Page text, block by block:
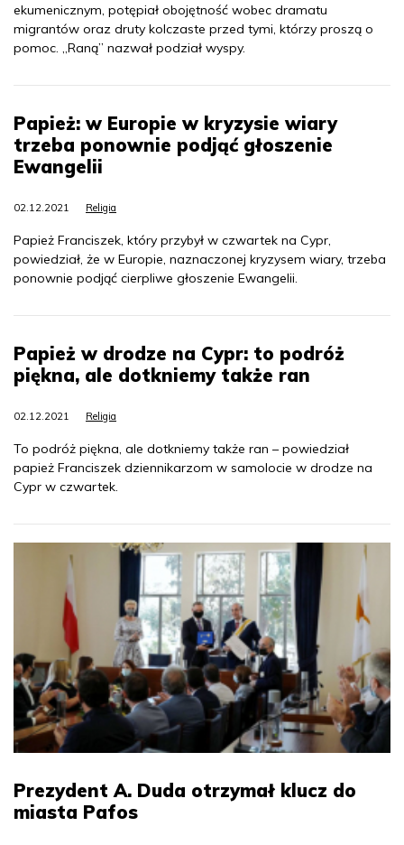
ekumenicznym, potępiał obojętność wobec dramatu
migrantów oraz druty kolczaste przed tymi, którzy proszą o
pomoc. „Raną” nazwał podział wyspy.
Papież: w Europie w kryzysie wiary
trzeba ponownie podjąć głoszenie
Ewangelii
02.12.2021 Religia
Papież Franciszek, który przybył w czwartek na Cypr,
powiedział, że w Europie, naznaczonej kryzysem wiary, trzeba
ponownie podjąć cierpliwe głoszenie Ewangelii.
Papież w drodze na Cypr: to podróż
piękna, ale dotkniemy także ran
02.12.2021 Religia
To podróż piękna, ale dotkniemy także ran – powiedział
papież Franciszek dziennikarzom w samolocie w drodze na
Cypr w czwartek.
Prezydent A. Duda otrzymał klucz do
miasta Pafos